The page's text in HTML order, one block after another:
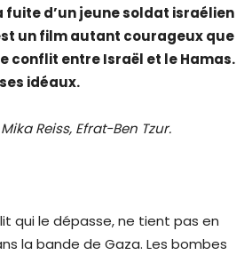
fuite d’un jeune soldat israélien
un film autant courageux que
conflit entre Israël et le Hamas.
idéaux.
Reiss, Efrat-Ben Tzur.
qui le dépasse, ne tient pas en
la bande de Gaza. Les bombes